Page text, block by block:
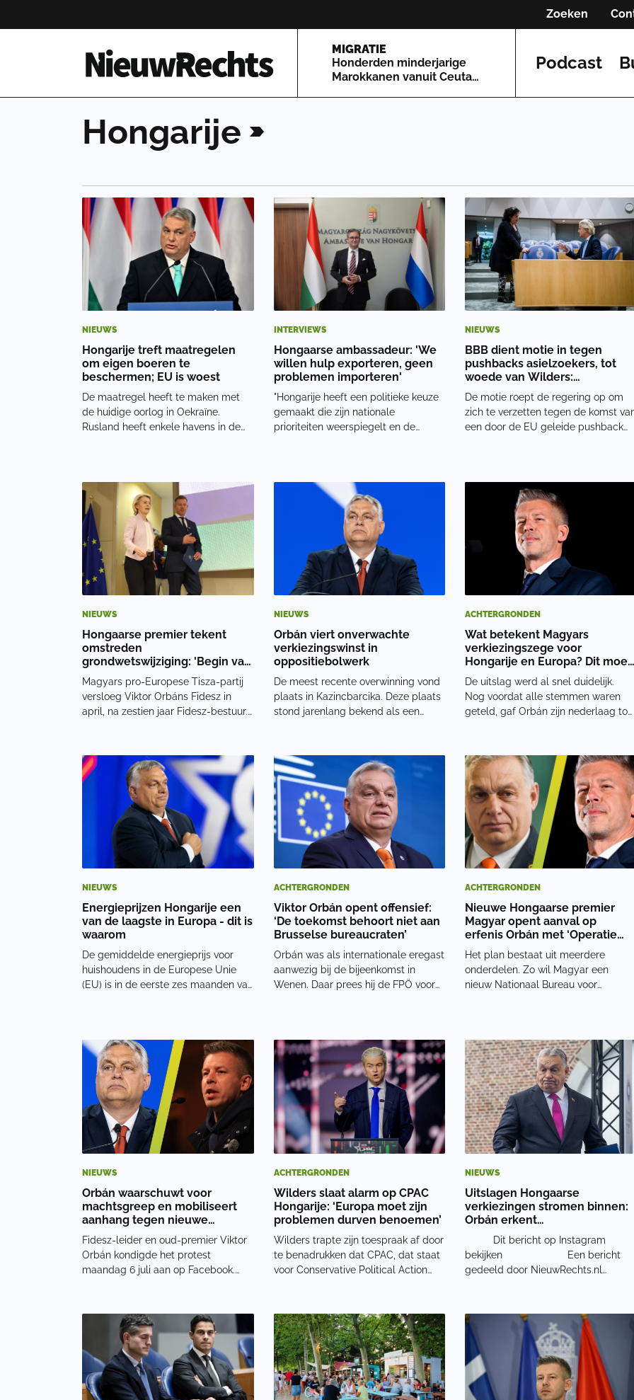
Zoeken
Homepage van NieuwRechts
MIGRATIE
Honderden minderjarige
Marokkanen vanuit Ceuta
Podcast
Hongarije
NIEUWS
Hongarije treft maatregelen
om eigen boeren te
beschermen; EU is woest
De maatregel heeft te maken met
de huidige oorlog in Oekraïne.
Rusland heeft enkele havens in de
terechtkwam in Midden-Europese
landen. Maar hier ontstond
INTERVIEWS
Hongaarse ambassadeur: 'We
willen hulp exporteren, geen
problemen importeren'
"Hongarije heeft een politieke keuze
gemaakt die zijn nationale
prioriteiten weerspiegelt en de
betrekking tot migratie is hierdoor
consistent geweest sinds
NIEUWS
BBB dient motie in tegen
pushbacks asielzoekers, tot
woede van Wilders:
'Onbegrijpelijk'
De motie roept de regering op om
zich te verzetten tegen de komst
een door de EU geleide pushback
een effectieve maatregel. In een
NIEUWS
Hongaarse premier tekent
omstreden
grondwetswijziging: 'Begin van
tirannie'
Magyars pro-Europese Tisza-partij
versloeg Viktor Orbáns Fidesz in
april, na zestien jaar Fidesz-bestuur.
daardoor de grondwet wijzigen
zonder steun van de oppositie.
Magyar zegt dat
NIEUWS
Orbán viert onverwachte
verkiezingswinst in
oppositiebolwerk
De meest recente overwinning vond
plaats in Kazincbarcika. Deze plaats
stond jarenlang bekend als een
meer dan vijftien jaar geen
verkiezing gewonnen. De
overwinning leidde tot reac
ACHTERGRONDEN
Wat betekent Magyars
verkiezingszege voor
Hongarije en Europa? Dit moet
u weten
De uitslag werd al snel duidelijk.
Nog voordat alle stemmen waren
geteld, gaf Orbán zijn nederlaag
Voor ons zijn ze pijnlijk, maar
ondubbelzinnig”, verklaarde hij. Ko
NIEUWS
Energieprijzen Hongarije een
van de laagste in Europa - dit is
waarom
De gemiddelde energieprijs voor
huishoudens in de Europese Unie
(EU) is in de eerste zes maanden van
kilowattuur is volgens gegevens van
Eurostat ges
ACHTERGRONDEN
Viktor Orbán opent offensief:
‘De toekomst behoort niet aan
Brusselse bureaucraten’
Orbán was als internationale eregast
aanwezig bij de bijeenkomst in
Wenen. Daar prees hij de FPÖ voor
politieke partijen na verloop van tijd,
maar
ACHTERGRONDEN
Nieuwe Hongaarse premier
Magyar opent aanval op
erfenis Orbán met ‘Operatie
Vagevuur’
Het plan bestaat uit meerdere
onderdelen. Zo wil Magyar een
nieuw Nationaal Bureau voor
Hongaarse grondwet en moet
uiteindelijk een volledig nieuwe gro
NIEUWS
Orbán waarschuwt voor
machtsgreep en mobiliseert
aanhang tegen nieuwe
regering
Fidesz-leider en oud-premier Viktor
Orbán kondigde het protest
maandag 6 juli aan op Facebook.
Hongaarse kiezers hebben hiervoor
geen mandaat gegeven. Laten we
hen dit niet laten d
ACHTERGRONDEN
Wilders slaat alarm op CPAC
Hongarije: ‘Europa moet zijn
problemen durven benoemen’
Wilders trapte zijn toespraak af door
te benadrukken dat CPAC, dat staat
voor Conservative Political Action
het een soort van familie. “De CPAC-
deelnemers zijn meer dan alleen
bond
NIEUWS
Uitslagen Hongaarse
verkiezingen stromen binnen:
Orbán erkent
verkiezingsnederlaag
bekijken Een bericht
gedeeld door NieuwRechts.nl
kiezers. Ongeveer 78 procent van de
stemgerechtigden br